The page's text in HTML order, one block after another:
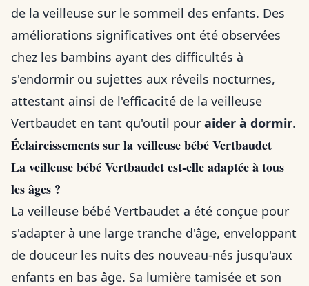
de la veilleuse sur le sommeil des enfants. Des
améliorations significatives ont été observées
chez les bambins ayant des difficultés à
s'endormir ou sujettes aux réveils nocturnes,
attestant ainsi de l'efficacité de la veilleuse
Vertbaudet en tant qu'outil pour aider à dormir.
Éclaircissements sur la veilleuse bébé Vertbaudet
La veilleuse bébé Vertbaudet est-elle adaptée à tous
les âges ?
La veilleuse bébé Vertbaudet a été conçue pour
s'adapter à une large tranche d'âge, enveloppant
de douceur les nuits des nouveau-nés jusqu'aux
enfants en bas âge. Sa lumière tamisée et son